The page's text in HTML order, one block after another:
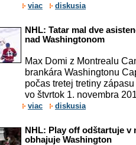
viac diskusia
NHL: Tatar mal dve
nad Washingtonom
Max Domi z Montrealu
brankára Washingtonu
počas tretej tretiny
vo štvrtok 1. novembra
viac diskusia
NHL: Play off odštartuje
obhajuje Washington